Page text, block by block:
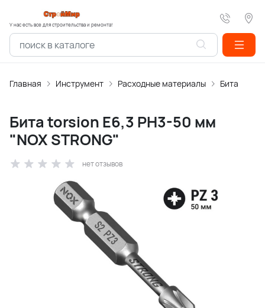
У нас есть все для строительства и ремонта!
Главная Инструмент Расходные материалы Бита
Бита torsion E6,3 РН3-50 мм
"NOX STRONG"
нет отзывов